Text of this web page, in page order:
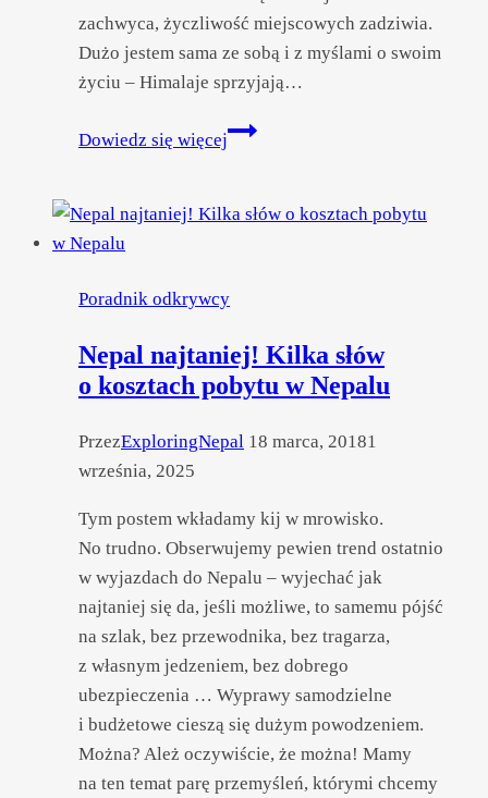
zachwyca, życzliwość miejscowych zadziwia.
Dużo jestem sama ze sobą i z myślami o swoim
życiu – Himalaje sprzyjają…
Dowiedz się więcej
Odkrywam
siebie
Poradnik odkrywcy
Nepal najtaniej! Kilka słów
o kosztach pobytu w Nepalu
PrzezExploringNepal 18 marca, 20181
września, 2025
Tym postem wkładamy kij w mrowisko.
No trudno. Obserwujemy pewien trend ostatnio
w wyjazdach do Nepalu – wyjechać jak
najtaniej się da, jeśli możliwe, to samemu pójść
na szlak, bez przewodnika, bez tragarza,
z własnym jedzeniem, bez dobrego
ubezpieczenia … Wyprawy samodzielne
i budżetowe cieszą się dużym powodzeniem.
Można? Ależ oczywiście, że można! Mamy
na ten temat parę przemyśleń, którymi chcemy